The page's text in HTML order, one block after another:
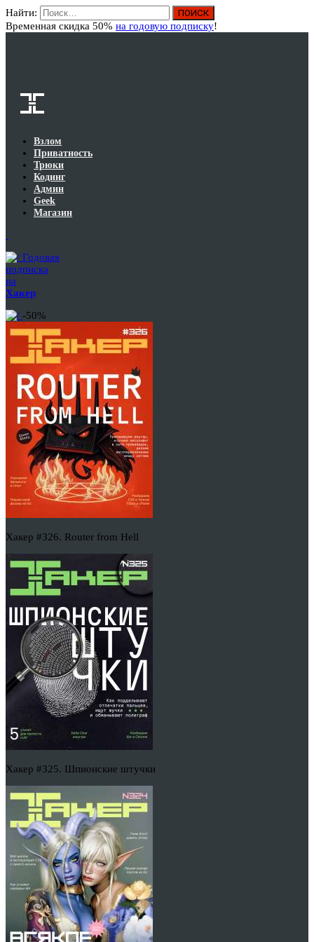
Найти:
Временная скидка 50% на годовую подписку!
Взлом
Приватность
Трюки
Кодинг
Админ
Geek
Магазин
Годовая
подписка
на
Хакер
-50%
Хакер #326. Router from Hell
Хакер #325. Шпионские штучки